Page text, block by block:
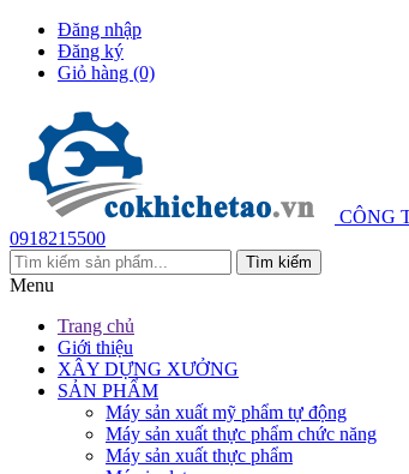
Đăng nhập
Đăng ký
Giỏ hàng (0)
CÔNG
0918215500
Menu
Trang chủ
Giới thiệu
XÂY DỰNG XƯỞNG
SẢN PHẨM
Máy sản xuất mỹ phẩm tự động
Máy sản xuất thực phẩm chức năng
Máy sản xuất thực phẩm